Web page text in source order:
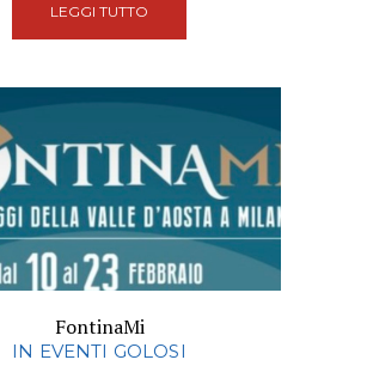
LEGGI TUTTO
FontinaMi
IN EVENTI GOLOSI